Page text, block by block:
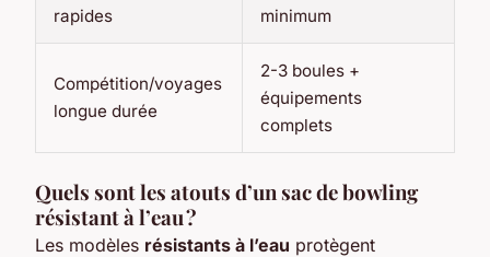
rapides
minimum
Compétition/voyages
longue durée
2-3 boules +
équipements
complets
Quels sont les atouts d’un sac de bowling
résistant à l’eau ?
Les modèles résistants à l’eau protègent